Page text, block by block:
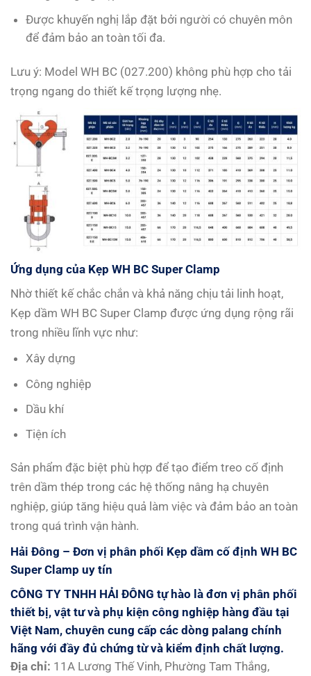
Được khuyến nghị lắp đặt bởi người có chuyên môn
để đảm bảo an toàn tối đa.
Lưu ý: Model WH BC (027.200) không phù hợp cho tải
trọng ngang do thiết kế trọng lượng nhẹ.
Ứng dụng của Kẹp WH BC Super Clamp
Nhờ thiết kế chắc chắn và khả năng chịu tải linh hoạt,
Kẹp dầm WH BC Super Clamp được ứng dụng rộng rãi
trong nhiều lĩnh vực như:
Xây dựng
Công nghiệp
Dầu khí
Tiện ích
Sản phẩm đặc biệt phù hợp để tạo điểm treo cố định
trên dầm thép trong các hệ thống nâng hạ chuyên
nghiệp, giúp tăng hiệu quả làm việc và đảm bảo an toàn
trong quá trình vận hành.
Hải Đông – Đơn vị phân phối Kẹp dầm cố định WH BC
Super Clamp uy tín
CÔNG TY TNHH HẢI ĐÔNG tự hào là đơn vị phân phối
thiết bị, vật tư và phụ kiện công nghiệp hàng đầu tại
Việt Nam, chuyên cung cấp các dòng palang chính
hãng với đầy đủ chứng từ và kiểm định chất lượng.
Địa chỉ: 11A Lương Thế Vinh, Phường Tam Thắng,